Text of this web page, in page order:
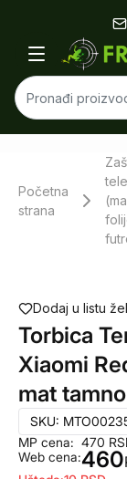
Početna
strana
Dodaj u listu
Torbica
Xiaomi
mat
SKU:
MP cena:
Web cena:
470
460